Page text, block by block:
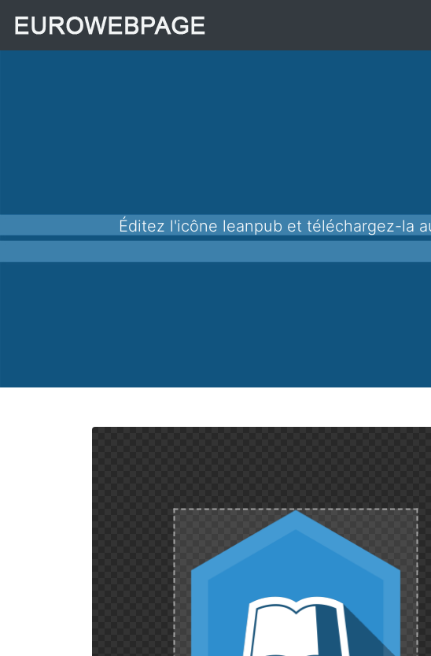
Éditez l'icône leanpub et téléchargez-la au format png pour l'utiliser dans vos applications, sites Web et autres